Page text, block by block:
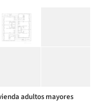
adultos mayores